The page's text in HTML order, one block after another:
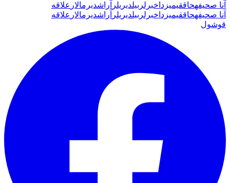
آنا صحیفهحاققیمیزدا خبرلر بیلدیریلر آراشدیرمالار علاقه
آنا صحیفهحاققیمیزدا خبرلر بیلدیریلر آراشدیرمالار علاقه
قوشول